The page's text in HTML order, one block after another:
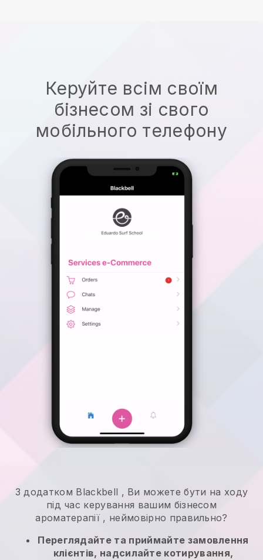
Керуйте всім своїм
бізнесом зі свого
мобільного телефону
З додатком Blackbell , Ви можете бути на ходу
під час керування вашим бізнесом
ароматерапії , неймовірно правильно?
Переглядайте та приймайте замовлення
клієнтів, надсилайте котирування,